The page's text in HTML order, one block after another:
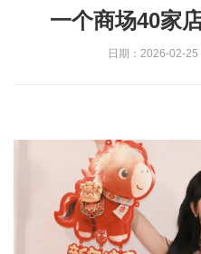
一个商场40家
日期：2026-02-